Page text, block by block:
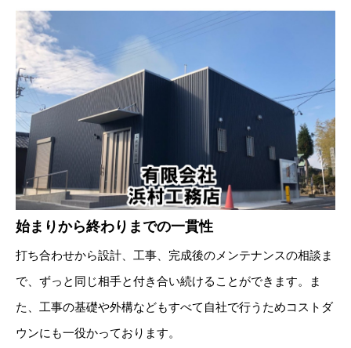
始まりから終わりまでの一貫性
打ち合わせから設計、工事、完成後のメンテナンスの相談ま
で、ずっと同じ相手と付き合い続けることができます。ま
た、工事の基礎や外構などもすべて自社で行うためコストダ
ウンにも一役かっております。